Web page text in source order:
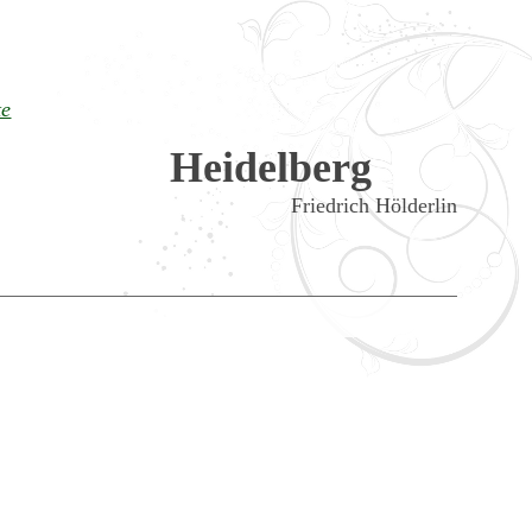
Heidelberg
Friedrich Hölderlin